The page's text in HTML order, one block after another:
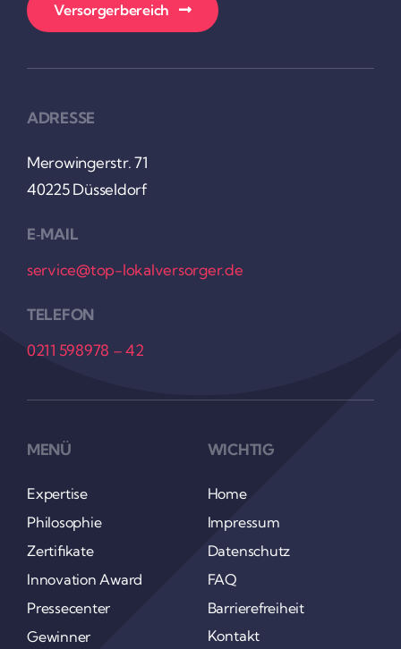
Versor­ger­be­reich
ADRESSE
Mero­win­gerstr. 71
40225 Düssel­dorf
E‑MAIL
service@top-lokalversorger.de
TELEFON
0211 598978 – 42
MENÜ
Exper­tise
Philo­so­phie
Zerti­fi­kate
Inno­va­tion Award
Pres­se­center
Gewinner
WICHTIG
Home
Impressum
Daten­schutz
FAQ
Barrie­re­frei­heit
Kontakt